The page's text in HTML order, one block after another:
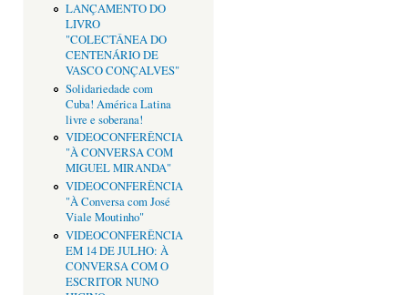
LANÇAMENTO DO
LIVRO
"COLECTÂNEA DO
CENTENÁRIO DE
VASCO CONÇALVES"
Solidariedade com
Cuba! América Latina
livre e soberana!
VIDEOCONFERÊNCIA
"À CONVERSA COM
MIGUEL MIRANDA"
VIDEOCONFERÊNCIA
"À Conversa com José
Viale Moutinho"
VIDEOCONFERÊNCIA
EM 14 DE JULHO: À
CONVERSA COM O
ESCRITOR NUNO